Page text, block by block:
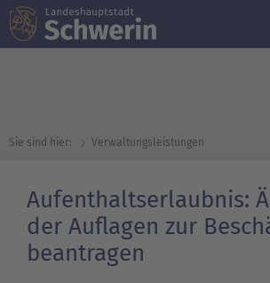
Sie sind hier: Verwaltungsleistungen
Aufenthaltserlaubnis:
der Auflagen zur
beantragen